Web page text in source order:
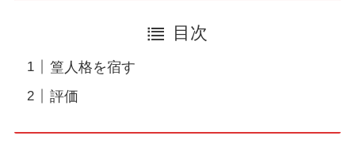
目次
篁人格を宿す
評価